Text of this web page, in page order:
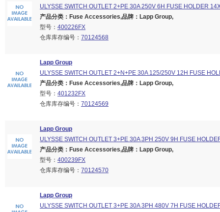
ULYSSE SWITCH OUTLET 2+PE 30A 250V 6H FUSE HOLDER
产品分类：Fuse Accessories,品牌：Lapp Group,
型号： 400226FX
仓库库存编号： 70124568
Lapp Group
ULYSSE SWITCH OUTLET 2+N+PE 30A 125/250V 12H FUSE
产品分类：Fuse Accessories,品牌：Lapp Group,
型号： 401232FX
仓库库存编号： 70124569
Lapp Group
ULYSSE SWITCH OUTLET 3+PE 30A 3PH 250V 9H FUSE
产品分类：Fuse Accessories,品牌：Lapp Group,
型号： 400239FX
仓库库存编号： 70124570
Lapp Group
ULYSSE SWITCH OUTLET 3+PE 30A 3PH 480V 7H FUSE